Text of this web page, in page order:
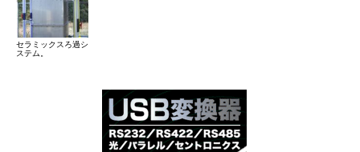
セラミックスろ過シ
ステム。